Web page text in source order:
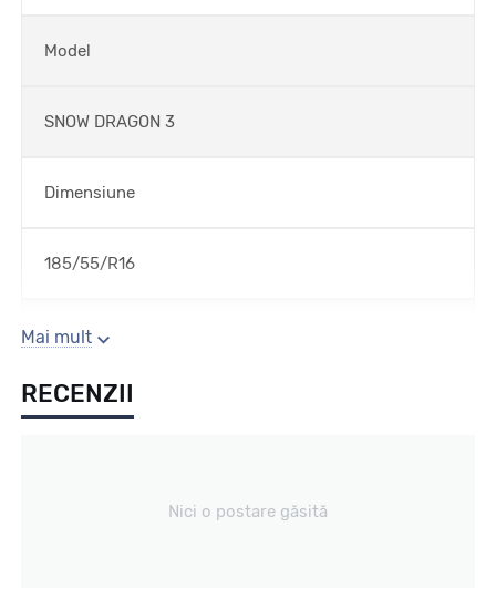
Model
SNOW DRAGON 3
Dimensiune
185/55/R16
Sezon
IARNA
Mai mult
RECENZII
Nici o postare găsită